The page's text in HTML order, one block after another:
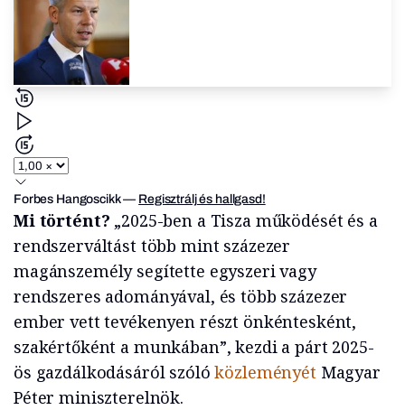
Forbes Hangoscikk— Regisztrálj és hallgasd!
Mi történt? „2025-ben a Tisza működését és a
rendszerváltást több mint százezer
magánszemély segítette egyszeri vagy
rendszeres adományával, és több százezer
ember vett tevékenyen részt önkéntesként,
szakértőként a munkában”, kezdi a párt 2025-
ös gazdálkodásáról szólóközleményétMagyar
Péter miniszterelnök.